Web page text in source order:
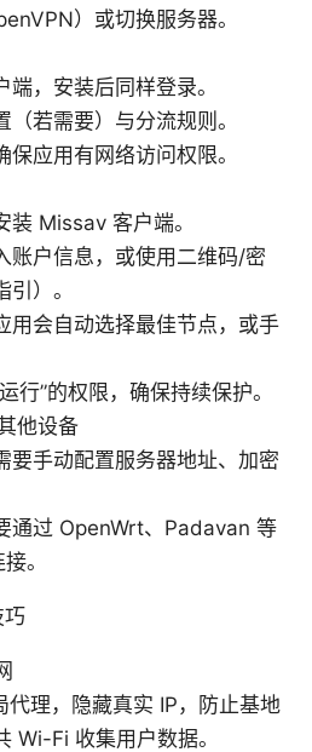
）或切换服务器。
，安装后同样登录。
（若需要）与分流规则。
应用有网络访问权限。
装 Missav 客户端。
账户信息，或使用二维码/密
）。
用会自动选择最佳节点，或手
行”的权限，确保持续保护。
他设备
要手动配置服务器地址、加密
通过 OpenWrt、Padavan 等
。
理，隐藏真实 IP，防止基地
Wi-Fi 收集用户数据。